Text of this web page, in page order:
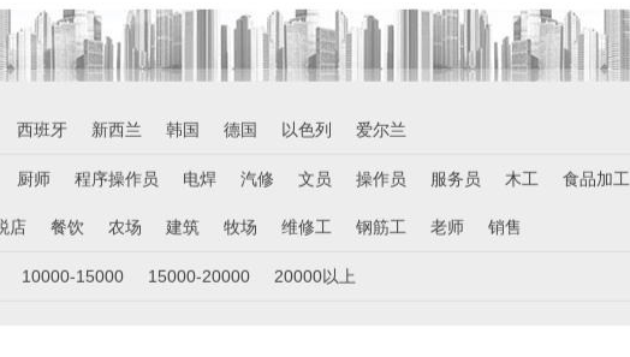
西班牙 新西兰 韩国 德国 以色列 爱尔兰
厨师 程序操作员 电焊 汽修 文员 操作员 服务员 木工 食品加工
店 餐饮 农场 建筑 牧场 维修工 钢筋工 老师 销售
10000-15000 15000-20000 20000以上